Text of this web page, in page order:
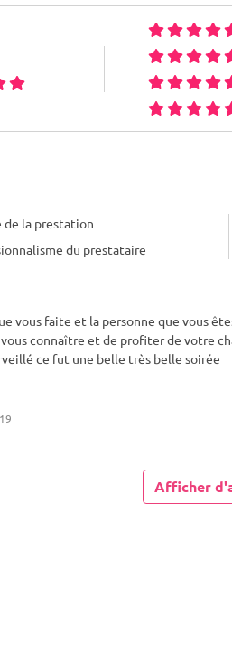
de la prestation
du prestataire
vous faite et la personne que vous
connaître et de profiter de votre
ce fut une belle très belle soirée
Afficher